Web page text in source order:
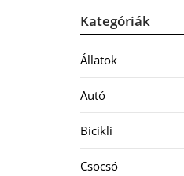
Kategóriák
Állatok
Autó
Bicikli
Csocsó